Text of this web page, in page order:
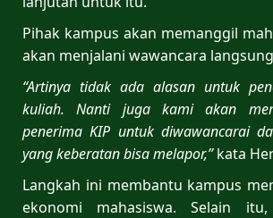
Pihak kampus akan memanggil
akan menjalani wawancara
“Artinya tidak ada alasan untuk
kuliah. Nanti juga kami akan
penerima KIP untuk diwawancarai
yang keberatan bisa melapor,”kata
Langkah ini membantu kampus
ekonomi mahasiswa. Selain